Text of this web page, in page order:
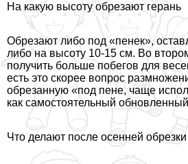
На какую высоту обрезают герань
Обрезают либо под «пенек»,
либо на высоту 10-15 см. Во
получить больше побегов для
есть это скорее вопрос
обрезанную «под пене, чаще
как самостоятельный
Что делают после осенней обрезки